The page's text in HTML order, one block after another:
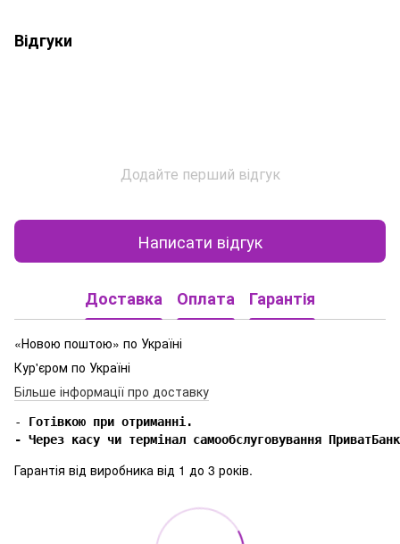
Відгуки
Додайте перший відгук
Написати відгук
Доставка Оплата Гарантія
«Новою поштою» по Україні
Кур'єром по Україні
Більше інформації про доставку
-
Готівкою при отриманні.
- Через касу чи термінал самообслуговування ПриватБанк
Гарантія від виробника від 1 до 3 років.